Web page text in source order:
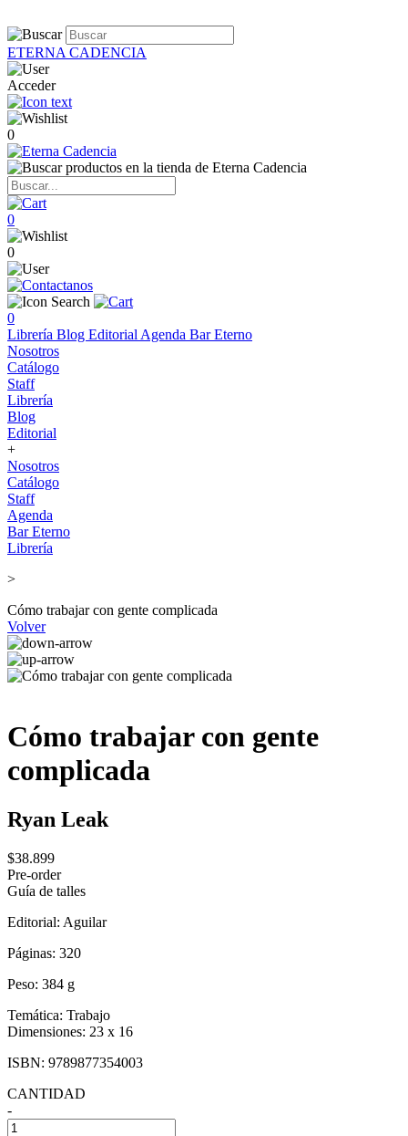
ETERNA CADENCIA
Acceder
0
0
0
0
Librería Blog Editorial Agenda Bar Eterno
Nosotros
Catálogo
Staff
Librería
Blog
Editorial
+
Nosotros
Catálogo
Staff
Agenda
Bar Eterno
Librería
>
Cómo trabajar con gente complicada
Volver
Cómo trabajar con gente
complicada
Ryan Leak
$38.899
Pre-order
Guía de talles
Editorial: Aguilar
Páginas: 320
Peso: 384 g
Temática: Trabajo
Dimensiones: 23 x 16
ISBN: 9789877354003
CANTIDAD
-